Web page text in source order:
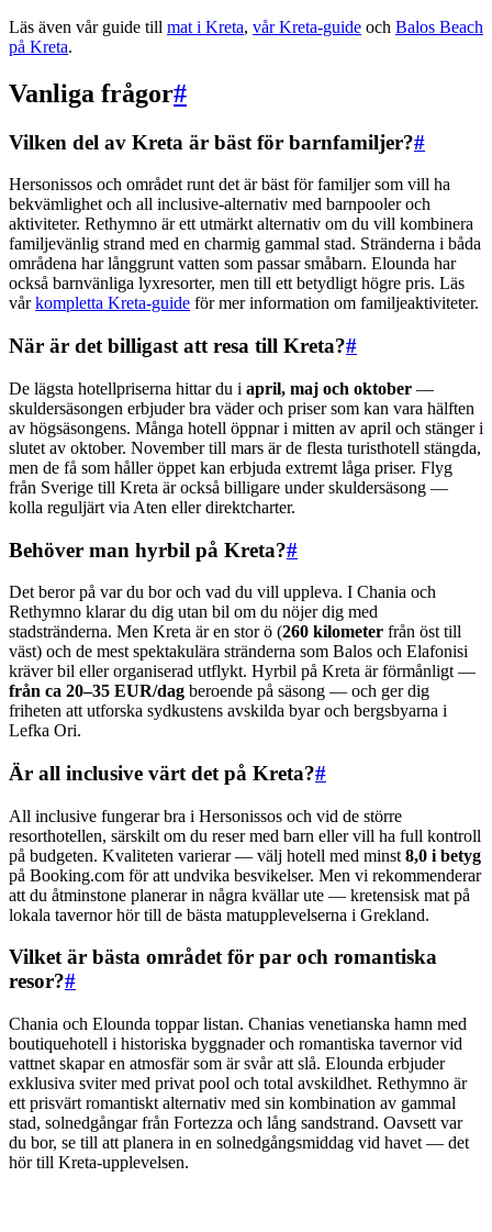
Läs även vår guide till mat i Kreta, vår Kreta-guide och Balos Beach
på Kreta.
Vanliga frågor#
Vilken del av Kreta är bäst för barnfamiljer?#
Hersonissos och området runt det är bäst för familjer som vill ha
bekvämlighet och all inclusive-alternativ med barnpooler och
aktiviteter. Rethymno är ett utmärkt alternativ om du vill kombinera
familjevänlig strand med en charmig gammal stad. Stränderna i båda
områdena har långgrunt vatten som passar småbarn. Elounda har
också barnvänliga lyxresorter, men till ett betydligt högre pris. Läs
vårkompletta Kreta-guide för mer information om familjeaktiviteter.
När är det billigast att resa till Kreta?#
De lägsta hotellpriserna hittar du i april, maj och oktober —
skuldersäsongen erbjuder bra väder och priser som kan vara hälften
av högsäsongens. Många hotell öppnar i mitten av april och stänger i
slutet av oktober. November till mars är de flesta turisthotell stängda,
men de få som håller öppet kan erbjuda extremt låga priser. Flyg
från Sverige till Kreta är också billigare under skuldersäsong —
kolla reguljärt via Aten eller direktcharter.
Behöver man hyrbil på Kreta?#
Det beror på var du bor och vad du vill uppleva. I Chania och
Rethymno klarar du dig utan bil om du nöjer dig med
stadstränderna. Men Kreta är en stor ö (260 kilometer från öst till
väst) och de mest spektakulära stränderna som Balos och Elafonisi
kräver bil eller organiserad utflykt. Hyrbil på Kreta är förmånligt —
från ca 20–35 EUR/dag beroende på säsong — och ger dig
friheten att utforska sydkustens avskilda byar och bergsbyarna i
Lefka Ori.
Är all inclusive värt det på Kreta?#
All inclusive fungerar bra i Hersonissos och vid de större
resorthotellen, särskilt om du reser med barn eller vill ha full kontroll
på budgeten. Kvaliteten varierar — välj hotell med minst 8,0 i betyg
på Booking.com för att undvika besvikelser. Men vi rekommenderar
att du åtminstone planerar in några kvällar ute — kretensisk mat på
lokala tavernor hör till de bästa matupplevelserna i Grekland.
Vilket är bästa området för par och romantiska
resor?#
Chania och Elounda toppar listan. Chanias venetianska hamn med
boutiquehotell i historiska byggnader och romantiska tavernor vid
vattnet skapar en atmosfär som är svår att slå. Elounda erbjuder
exklusiva sviter med privat pool och total avskildhet. Rethymno är
ett prisvärt romantiskt alternativ med sin kombination av gammal
stad, solnedgångar från Fortezza och lång sandstrand. Oavsett var
du bor, se till att planera in en solnedgångsmiddag vid havet — det
hör till Kreta-upplevelsen.